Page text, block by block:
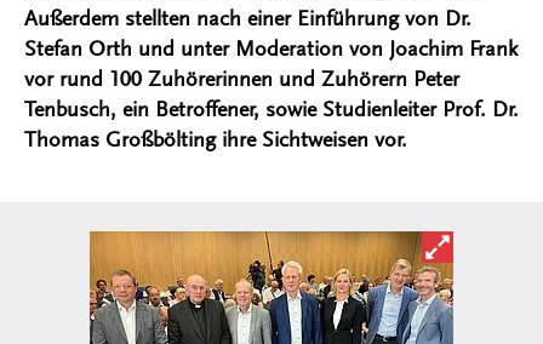
Außerdem stellten nach einer Einführung von Dr.
Stefan Orth und unter Moderation von Joachim Frank
vor rund 100 Zuhörerinnen und Zuhörern Peter
Tenbusch, ein Betroffener, sowie Studienleiter Prof. Dr.
Thomas Großbölting ihre Sichtweisen vor.
Bild in